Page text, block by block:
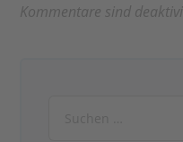
Kommentare sind